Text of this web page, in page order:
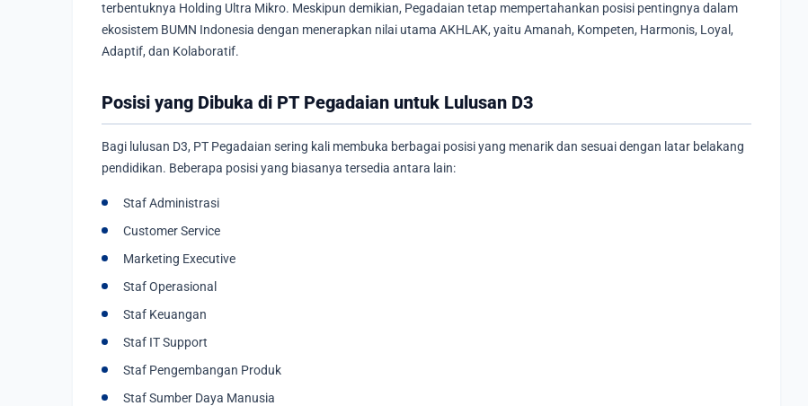
terbentuknya Holding Ultra Mikro. Meskipun demikian, Pegadaian tetap mempertahankan posisi pentingnya dalam
ekosistem BUMN Indonesia dengan menerapkan nilai utama AKHLAK, yaitu Amanah, Kompeten, Harmonis, Loyal,
Adaptif, dan Kolaboratif.
Posisi yang Dibuka di PT Pegadaian untuk Lulusan D3
Bagi lulusan D3, PT Pegadaian sering kali membuka berbagai posisi yang menarik dan sesuai dengan latar belakang
pendidikan. Beberapa posisi yang biasanya tersedia antara lain:
Staf Administrasi
Customer Service
Marketing Executive
Staf Operasional
Staf Keuangan
Staf IT Support
Staf Pengembangan Produk
Staf Sumber Daya Manusia